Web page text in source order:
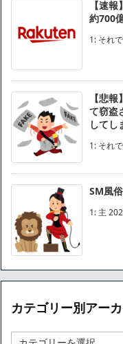
【速
約700
1: それ
【悲
て窃盗
してし
1: それ
SM風
1: 主
カテゴリー別アー